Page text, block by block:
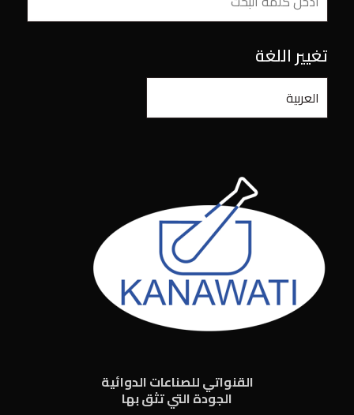
تغيير اللغة
القنواتي للصناعات الدوائية
الجودة التي تثق بها